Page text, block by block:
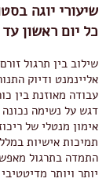
שיעורי יוגה
כל יום ראשון
שילוב בין תרגול
אליינמנט ודיוק
עבודה מאוזנת בין
דגש על נשימה
אימון מנטלי של
תמיכות אישיות
התמדה בתרגול
יותר ויותר מדיטטיבי